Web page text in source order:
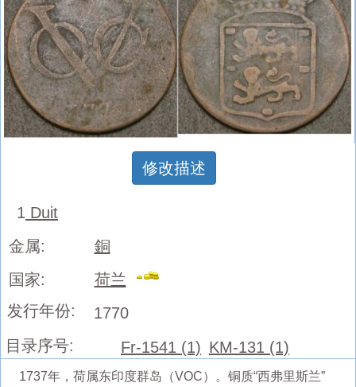
修改描述
1 Duit
金属:
銅
国家:
荷兰
发行年份:
1770
目录序号:
Fr-1541 (1) KM-131 (1)
1737年，荷属东印度群岛（VOC）。铜质“西弗里斯兰”